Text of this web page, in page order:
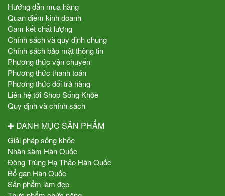
Hướng dẫn mua hàng
Quan điểm kinh doanh
Cam kết chất lượng
Chính sách và quy định chung
Chính sách bảo mật thông tin
Phương thức vận chuyển
Phương thức thanh toán
Phương thức đổi trả hàng
Liên hệ tới Shop Sống Khỏe
Quy định và chính sách
DANH MỤC SẢN PHẨM
Giải pháp sống khỏe
Nhân sâm Hàn Quốc
Đông Trùng Hạ Thảo Hàn Quốc
Bổ gan Hàn Quốc
Sản phẩm làm đẹp